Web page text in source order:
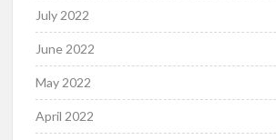
July 2022
June 2022
May 2022
April 2022